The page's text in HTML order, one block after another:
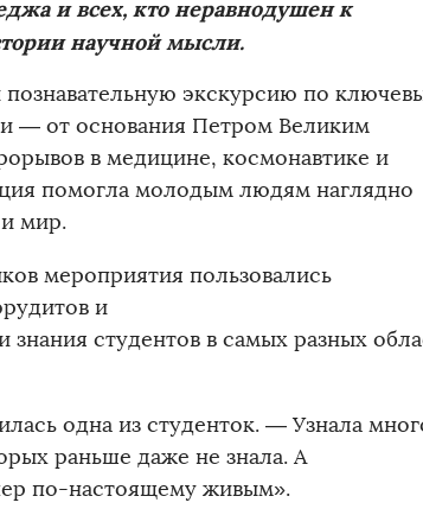
и всех, кто неравнодушен к
научной мысли.
познавательную экскурсию по
— от основания Петром Великим
в медицине, космонавтике и
помогла молодым людям наглядно
и мир.
мероприятия пользовались
и
знания студентов в самых разных
одна из студенток. — Узнала
раньше даже не знала. А
по-настоящему живым».